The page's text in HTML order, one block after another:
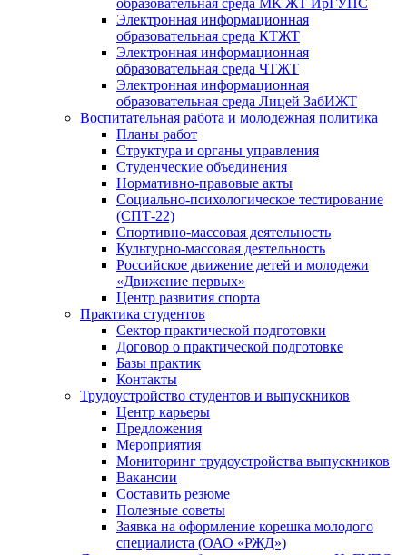
образовательная среда МК ЖТ ИрГУПС
Электронная информационная
образовательная среда КТЖТ
Электронная информационная
образовательная среда ЧТЖТ
Электронная информационная
образовательная среда Лицей ЗабИЖТ
Воспитательная работа и молодежная политика
Планы работ
Структура и органы управления
Студенческие объединения
Нормативно-правовые акты
Социально-психологическое тестирование
(СПТ-22)
Спортивно-массовая деятельность
Культурно-массовая деятельность
Российское движение детей и молодежи
«Движение первых»
Центр развития спорта
Практика студентов
Сектор практической подготовки
Договор о практической подготовке
Базы практик
Контакты
Трудоустройство студентов и выпускников
Центр карьеры
Предложения
Мероприятия
Мониторинг трудоустройства выпускников
Вакансии
Составить резюме
Полезные советы
Заявка на оформление корешка молодого
специалиста (ОАО «РЖД»)